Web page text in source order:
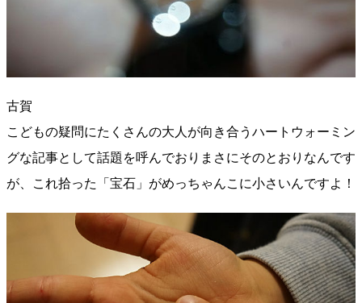
古賀
こどもの疑問にたくさんの大人が向き合うハートウォーミン
グな記事として話題を呼んでおりまさにそのとおりなんです
が、これ拾った「宝石」がめっちゃんこに小さいんですよ！